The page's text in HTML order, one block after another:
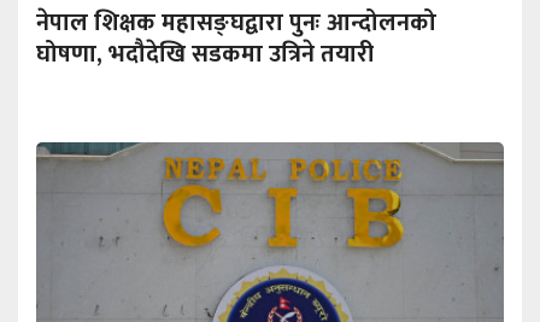
नेपाल शिक्षक महासङ्घद्वारा पुनः आन्दोलनको
घोषणा, भदौदेखि सडकमा उत्रिने तयारी